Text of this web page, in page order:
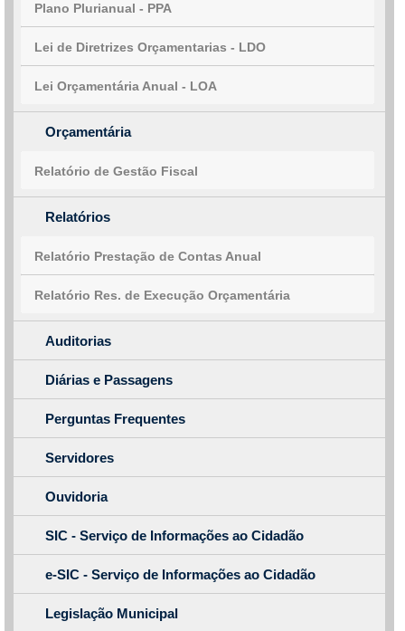
Plano Plurianual - PPA
Lei de Diretrizes Orçamentarias - LDO
Lei Orçamentária Anual - LOA
Orçamentária
Relatório de Gestão Fiscal
Relatórios
Relatório Prestação de Contas Anual
Relatório Res. de Execução Orçamentária
Auditorias
Diárias e Passagens
Perguntas Frequentes
Servidores
Ouvidoria
SIC - Serviço de Informações ao Cidadão
e-SIC - Serviço de Informações ao Cidadão
Legislação Municipal